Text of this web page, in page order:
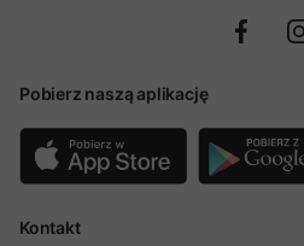
Pobierz naszą aplikację
Kontakt